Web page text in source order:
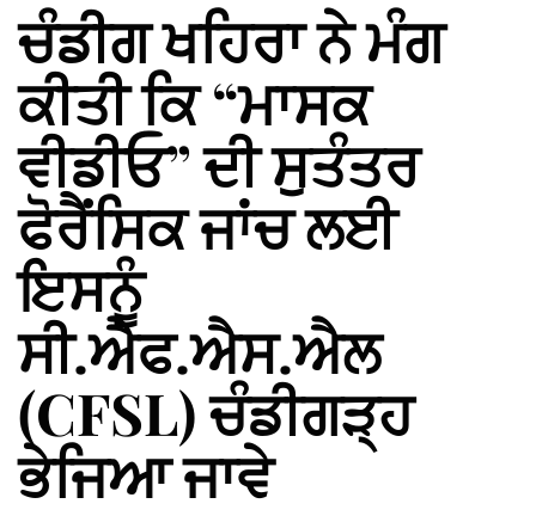
ਚੰਡੀਗ ਖਹਿਰਾ ਨੇ ਮੰਗ
ਕੀਤੀ ਕਿ “ਮਾਸਕ
ਵੀਡੀਓ” ਦੀ ਸੁਤੰਤਰ
ਫੋਰੈਂਸਿਕ ਜਾਂਚ ਲਈ
ਇਸਨੂੰ
ਸੀ.ਐਫ.ਐਸ.ਐਲ
(CFSL) ਚੰਡੀਗੜ੍ਹ
ਭੇਜਿਆ ਜਾਵੇ